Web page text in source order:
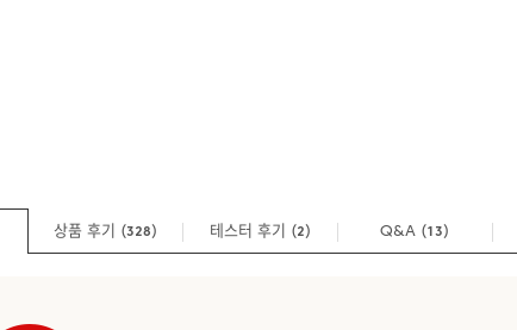
상품 후기 (328) 테스터 후기 (2) Q&A (13)